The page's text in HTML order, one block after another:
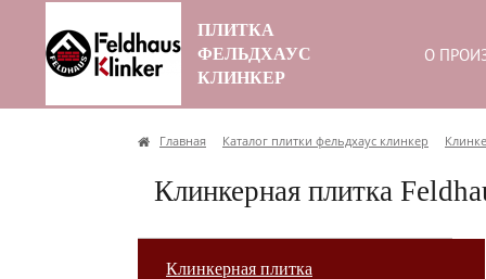
ПЛИТКА
ФЕЛЬДХАУС
КЛИНКЕР
О
Главная Каталог плитки фельдхаус клинкер
Клинкерная плитка
Клинкерная плитка